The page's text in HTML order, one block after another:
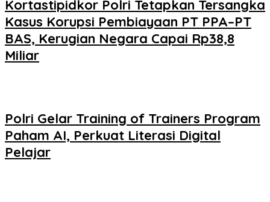
Kortastipidkor Polri Tetapkan Tersangka
Kasus Korupsi Pembiayaan PT PPA–PT
BAS, Kerugian Negara Capai Rp38,8
Miliar
Polri Gelar Training of Trainers Program
Paham AI, Perkuat Literasi Digital
Pelajar